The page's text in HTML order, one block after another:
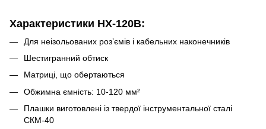
Характеристики HX-120B:
Для неізольованих роз’ємів і кабельних наконечників
Шестигранний обтиск
Матриці, що обертаються
Обжимна ємність: 10-120 мм²
Плашки виготовлені із твердої інструментальної сталі
СКМ-40